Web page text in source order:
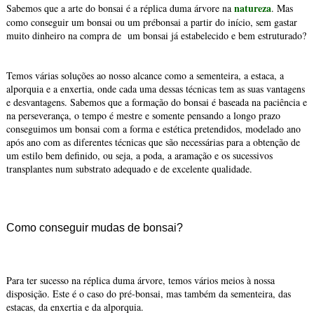
Sabemos que a arte do bonsai é a réplica duma árvore na natureza. Mas
como conseguir um bonsai ou um prébonsai a partir do início, sem gastar
muito dinheiro na compra de um bonsai já estabelecido e bem estruturado?
Temos várias soluções ao nosso alcance como a sementeira, a estaca, a
alporquia e a enxertia, onde cada uma dessas técnicas tem as suas vantagens
e desvantagens. Sabemos que a formação do bonsai é baseada na paciência e
na perseverança, o tempo é mestre e somente pensando a longo prazo
conseguimos um bonsai com a forma e estética pretendidos, modelado ano
após ano com as diferentes técnicas que são necessárias para a obtenção de
um estilo bem definido, ou seja, a poda, a aramação e os sucessivos
transplantes num substrato adequado e de excelente qualidade.
Como conseguir mudas de bonsai?
Para ter sucesso na réplica duma árvore, temos vários meios à nossa
disposição. Este é o caso do pré-bonsai, mas também da sementeira, das
estacas, da enxertia e da alporquia.